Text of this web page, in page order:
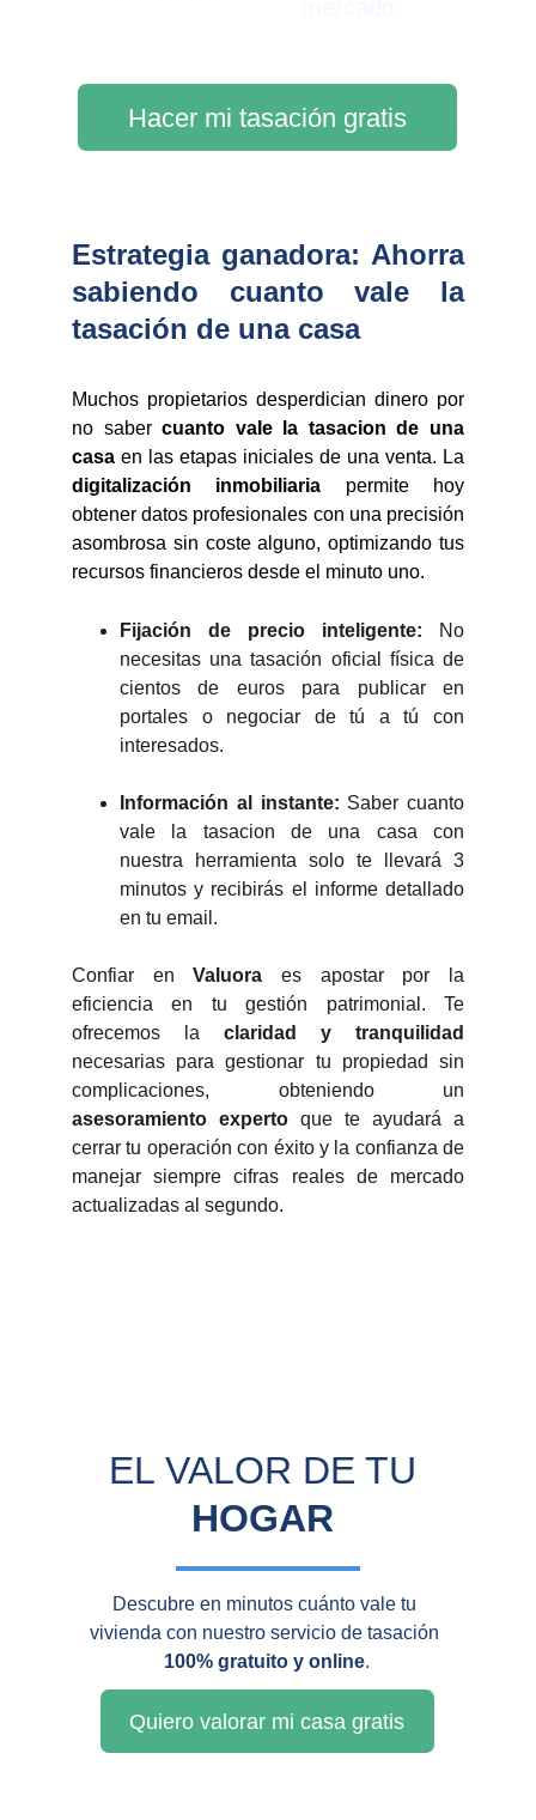
Hacer mi tasación gratis
Estrategia ganadora: Ahorra
sabiendo cuanto vale la
tasación de una casa
Muchos propietarios desperdician dinero por
no sabercuanto vale la tasacion de una
casa en las etapas iniciales de una venta. La
digitalización inmobiliaria permite hoy
obtener datos profesionales con una precisión
asombrosa sin coste alguno, optimizando tus
recursos financieros desde el minuto uno.
Fijación de precio inteligente: No
necesitas una tasación oficial física de
cientos de euros para publicar en
portales o negociar de tú a tú con
interesados.
Información al instante: Saber cuanto
vale la tasacion de una casa con
nuestra herramienta solo te llevará 3
minutos y recibirás el informe detallado
en tu email.
Confiar enValuora es apostar por la
eficiencia en tu gestión patrimonial. Te
ofrecemos la claridad y tranquilidad
necesarias para gestionar tu propiedad sin
complicaciones, obteniendo un
asesoramiento experto que te ayudará a
cerrar tu operación con éxito y la confianza de
manejar siempre cifras reales de mercado
actualizadas al segundo.
EL VALOR DE TU
HOGAR
Quiero valorar mi casa gratis
Descubre en minutos cuánto vale tu
vivienda con nuestro servicio de tasación
100% gratuito y online.